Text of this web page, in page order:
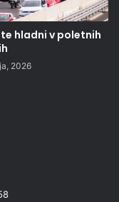
hladni v poletnih
2026